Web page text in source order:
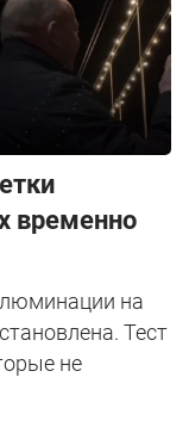
временно
на
Тест
не